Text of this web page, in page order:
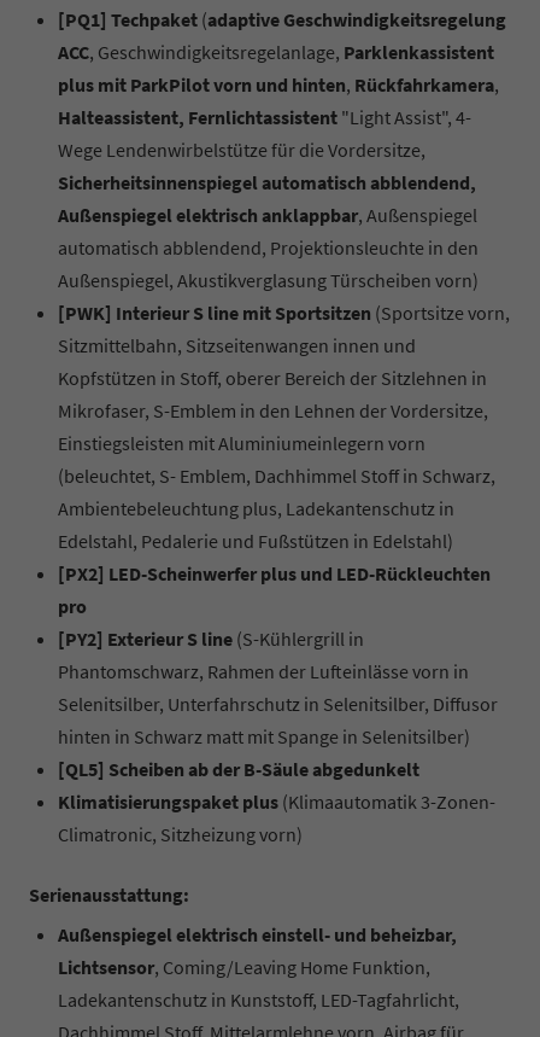
[PQ1] Techpaket (adaptive Geschwindigkeitsregelung
ACC, Geschwindigkeitsregelanlage, Parklenkassistent
plus mit ParkPilot vorn und hinten, Rückfahrkamera,
Halteassistent, Fernlichtassistent "Light Assist", 4-
Wege Lendenwirbelstütze für die Vordersitze,
Sicherheitsinnenspiegel automatisch abblendend,
Außenspiegel elektrisch anklappbar, Außenspiegel
automatisch abblendend, Projektionsleuchte in den
Außenspiegel, Akustikverglasung Türscheiben vorn)
[PWK] Interieur S line mit Sportsitzen (Sportsitze vorn,
Sitzmittelbahn, Sitzseitenwangen innen und
Kopfstützen in Stoff, oberer Bereich der Sitzlehnen in
Mikrofaser, S-Emblem in den Lehnen der Vordersitze,
Einstiegsleisten mit Aluminiumeinlegern vorn
(beleuchtet, S- Emblem, Dachhimmel Stoff in Schwarz,
Ambientebeleuchtung plus, Ladekantenschutz in
Edelstahl, Pedalerie und Fußstützen in Edelstahl)
[PX2] LED-Scheinwerfer plus und LED-Rückleuchten
pro
[PY2] Exterieur S line (S-Kühlergrill in
Phantomschwarz, Rahmen der Lufteinlässe vorn in
Selenitsilber, Unterfahrschutz in Selenitsilber, Diffusor
hinten in Schwarz matt mit Spange in Selenitsilber)
[QL5] Scheiben ab der B-Säule abgedunkelt
Klimatisierungspaket plus (Klimaautomatik 3-Zonen-
Climatronic, Sitzheizung vorn)
Serienausstattung:
Außenspiegel elektrisch einstell- und beheizbar,
Lichtsensor, Coming/Leaving Home Funktion,
Ladekantenschutz in Kunststoff, LED-Tagfahrlicht,
Dachhimmel Stoff, Mittelarmlehne vorn, Airbag für